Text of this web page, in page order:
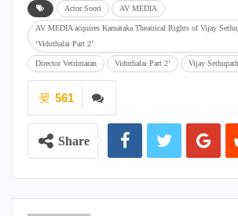
Actor Soori AV MEDIA
AV MEDIA acquires Karnataka Theatrical Rights of Vijay
‘Viduthalai Part 2’
Director Vetrimaran Viduthalai Part 2’ Vijay
561
Share